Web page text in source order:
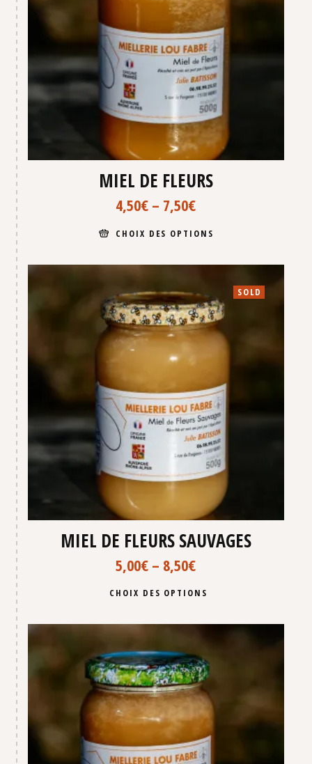
MIEL DE FLEURS
4,50€ – 7,50€
CHOIX DES OPTIONS
SOLD
MIEL DE FLEURS SAUVAGES
5,00€ – 8,50€
CHOIX DES OPTIONS